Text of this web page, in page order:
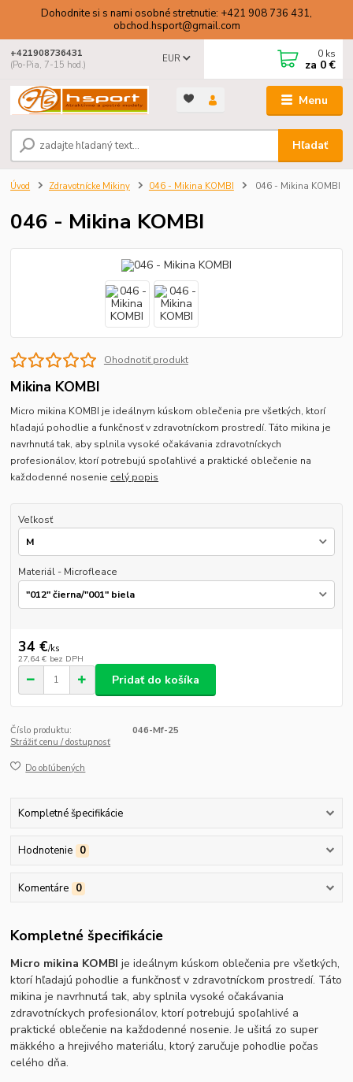
Dohodnite si s nami osobné stretnutie: +421 908 736 431,
obchod.hsport@gmail.com
Menu
EUR
Hľadať
+421908736431
(Po-Pia, 7-15 hod.)
0 ks
za 0 €
Úvod Zdravotnícke Mikiny 046 - Mikina KOMBI 046 - Mikina KOMBI
046 - Mikina KOMBI
Ohodnotiť produkt
Mikina KOMBI
Micro mikina KOMBI je ideálnym kúskom oblečenia pre všetkých, ktorí
hľadajú pohodlie a funkčnosť v zdravotníckom prostredí. Táto mikina je
navrhnutá tak, aby splnila vysoké očakávania zdravotníckych
profesionálov, ktorí potrebujú spoľahlivé a praktické oblečenie na
každodenné nosenie celý popis
Veľkosť
Materiál - Microfleace
34 €/ks
27,64 € bez DPH
Pridať do košíka
Číslo produktu:
046-Mf-25
Strážiť cenu / dostupnosť
Do obľúbených
Kompletné špecifikácie
Hodnotenie 0
Komentáre 0
Kompletné špecifikácie
Micro mikina KOMBIje ideálnym kúskom oblečenia pre všetkých,
ktorí hľadajú pohodlie a funkčnosť v zdravotníckom prostredí. Táto
mikina je navrhnutá tak, aby splnila vysoké očakávania
zdravotníckych profesionálov, ktorí potrebujú spoľahlivé a
praktické oblečenie na každodenné nosenie. Je ušitá zo super
mäkkého a hrejivého materiálu, ktorý zaručuje pohodlie počas
celého dňa.